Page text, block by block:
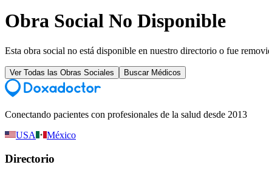
Obra Social No Disponible
Esta obra social no está disponible en nuestro directorio o fue
Ver Todas las Obras Sociales Buscar Médicos
Conectando pacientes con profesionales de la salud desde 2013
USA
México
Directorio